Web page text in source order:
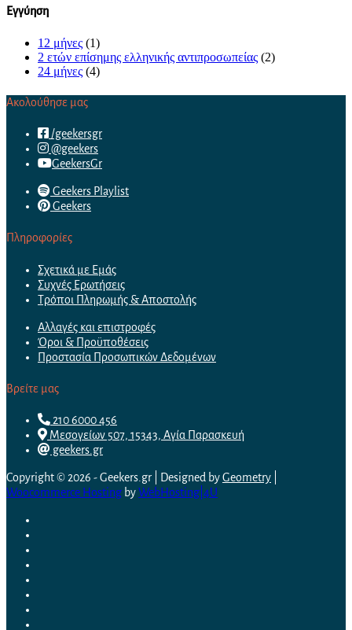
Εγγύηση
12 μήνες (1)
2 ετών επίσημης ελληνικής αντιπροσωπείας (2)
24 μήνες (4)
Ακολούθησε μας
/geekersgr
@geekers
GeekersGr
Geekers Playlist
Geekers
Πληροφορίες
Σχετικά με Εμάς
Συχνές Ερωτήσεις
Τρόποι Πληρωμής & Αποστολής
Αλλαγές και επιστροφές
Όροι & Προϋποθέσεις
Προστασία Προσωπικών Δεδομένων
Βρείτε μας
210 6000 456
Μεσογείων 507, 15343, Αγία Παρασκευή
geekers.gr
Copyright © 2026 - Geekers.gr | Designed byGeometry
Woocommerce Hosting byWebHosting|4U